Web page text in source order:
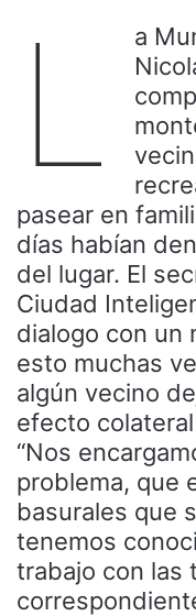
L
a
pasear en
días habían
del lugar. El
Ciudad
dialogo con un
esto muchas
algún vecino
efecto
“Nos
problema, que
basurales que
tenemos
trabajo con las